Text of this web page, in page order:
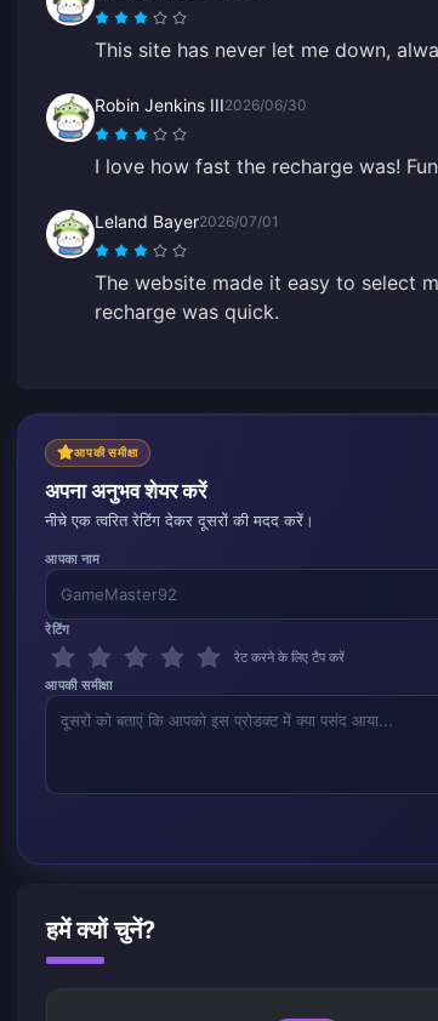
This site has never let me down,
Robin Jenkins III2026/06/30
I love how fast the recharge was!
Leland Bayer2026/07/01
The website made it easy to select
recharge was quick.
आपकी समीक्षा
अपना अनुभव शेयर करें
नीचे एक त्वरित रेटिंग देकर दूसरों की मदद करें।
आपका नाम
रेटिंग
रेट करने के लिए टैप करें
आपकी समीक्षा
हमें क्यों चुनें?